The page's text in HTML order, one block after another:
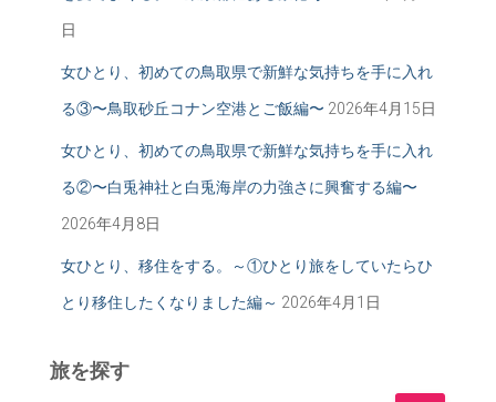
日
女ひとり、初めての鳥取県で新鮮な気持ちを手に入れ
る③〜鳥取砂丘コナン空港とご飯編〜 2026年4月15日
女ひとり、初めての鳥取県で新鮮な気持ちを手に入れ
る②〜白兎神社と白兎海岸の力強さに興奮する編〜
2026年4月8日
女ひとり、移住をする。～①ひとり旅をしていたらひ
とり移住したくなりました編～ 2026年4月1日
旅を探す